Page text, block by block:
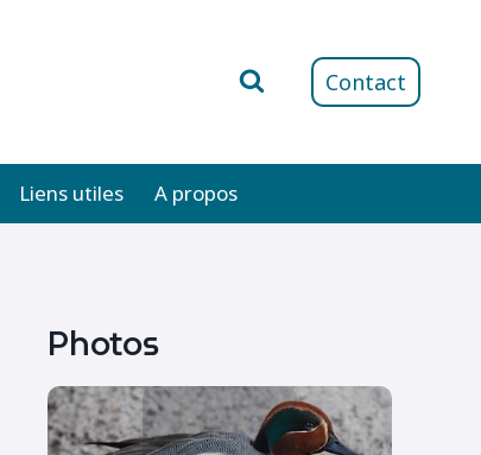
Contact
Liens utiles A propos
Photos